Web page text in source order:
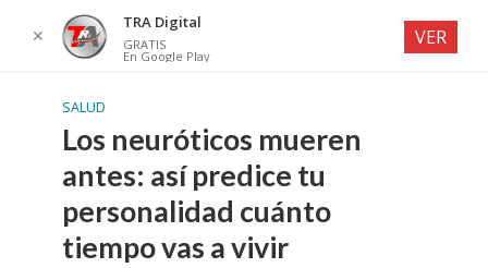
SALUD
Los neuróticos mueren
antes: así predice tu
personalidad cuánto
tiempo vas a vivir
✕
TRA Digital
GRATIS
En Google Play
VER